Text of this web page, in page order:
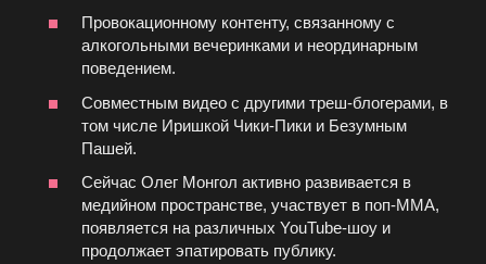
Провокационному контенту, связанному с
алкогольными вечеринками и неординарным
поведением.
Совместным видео с другими треш-блогерами, в
том числе Иришкой Чики-Пики и Безумным
Пашей.
Сейчас Олег Монгол активно развивается в
медийном пространстве, участвует в поп-ММА,
появляется на различных YouTube-шоу и
продолжает эпатировать публику.